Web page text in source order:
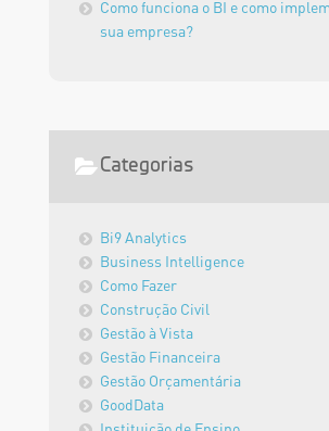
Como funciona o BI e como
sua empresa?
Categorias
Bi9 Analytics
Business Intelligence
Como Fazer
Construção Civil
Gestão à Vista
Gestão Financeira
Gestão Orçamentária
GoodData